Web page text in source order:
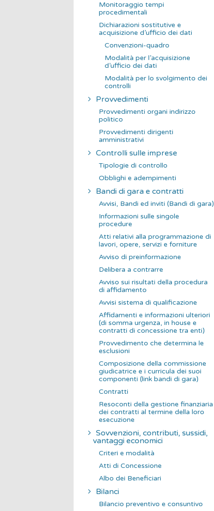
Monitoraggio tempi
procedimentali
Dichiarazioni sostitutive e
acquisizione d’ufficio dei dati
Convenzioni-quadro
Modalità per l’acquisizione
d’ufficio dei dati
Modalità per lo svolgimento dei
controlli
Provvedimenti
Provvedimenti organi indirizzo
politico
Provvedimenti dirigenti
amministrativi
Controlli sulle imprese
Tipologie di controllo
Obblighi e adempimenti
Bandi di gara e contratti
Avvisi, Bandi ed inviti (Bandi di gara)
Informazioni sulle singole
procedure
Atti relativi alla programmazione di
lavori, opere, servizi e forniture
Avviso di preinformazione
Delibera a contrarre
Avviso sui risultati della procedura
di affidamento
Avvisi sistema di qualificazione
Affidamenti e informazioni ulteriori
(di somma urgenza, in house e
contratti di concessione tra enti)
Provvedimento che determina le
esclusioni
Composizione della commissione
giudicatrice e i curricula dei suoi
componenti (link bandi di gara)
Contratti
Resoconti della gestione finanziaria
dei contratti al termine della loro
esecuzione
Sovvenzioni, contributi, sussidi,
vantaggi economici
Criteri e modalità
Atti di Concessione
Albo dei Beneficiari
Bilanci
Bilancio preventivo e consuntivo